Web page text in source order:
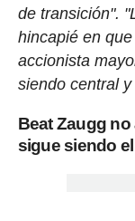
de transición".
hincapié en
accionista
siendo central
Beat Zaugg
sigue siendo